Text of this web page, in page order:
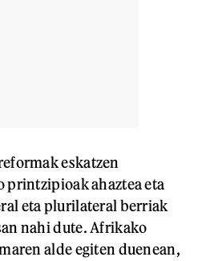
eskatzen
ahaztea eta
eta plurilateral berriak
nahi dute. Afrikako
alde egiten duenean,